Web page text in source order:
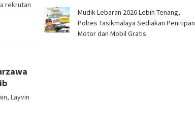
rekrutan
Layvin
Mudik Lebaran 2026 Lebih Tenang,
Polres Tasikmalaya Sediakan Penitipan
Motor dan Mobil Gratis